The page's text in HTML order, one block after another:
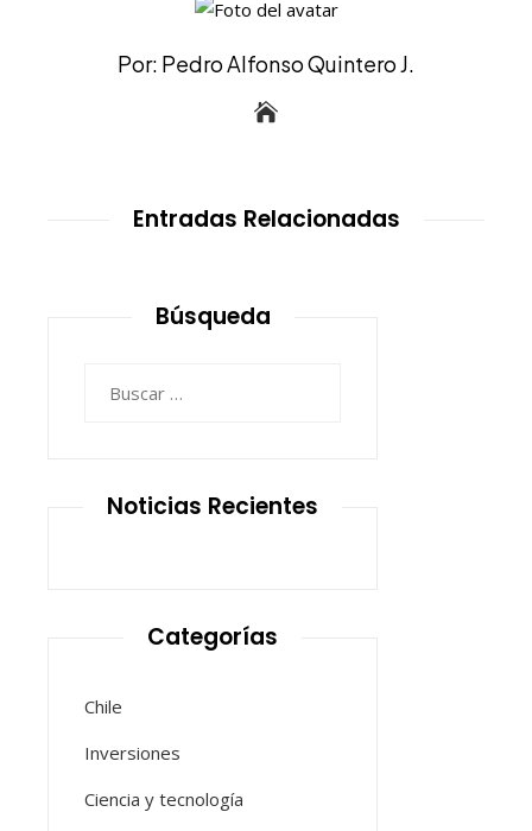
Por: Pedro Alfonso Quintero J.
Entradas Relacionadas
Búsqueda
Noticias Recientes
Categorías
Chile
Inversiones
Ciencia y tecnología